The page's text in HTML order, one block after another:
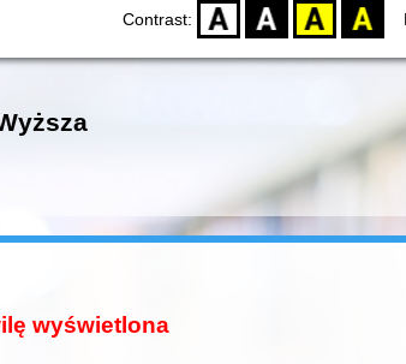
Contrast: D BW YB BY
wyświetlona